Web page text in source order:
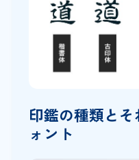
印鑑の種類と
ォント